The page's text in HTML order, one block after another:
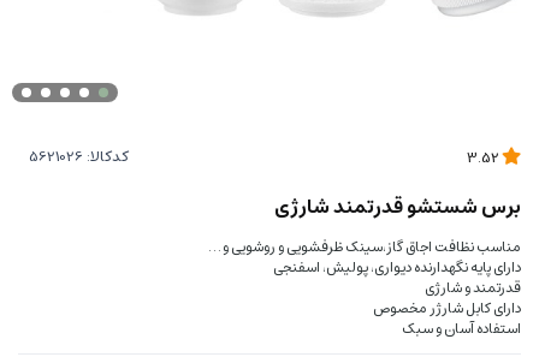
کدکالا:
برس شستشو قدرتمند شارژی
مناسب نظافت اجاق گاز،سینک ظرفشویی و روشویی و …
دارای پایه نگهدارنده دیواری، پولیش، اسفنجی
قدرتمند و شارژی
دارای کابل شارژر مخصوص
استفاده آسان و سبک